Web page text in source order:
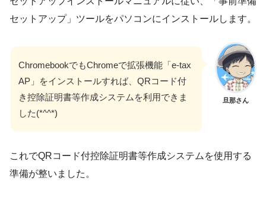
セットアップ」ツールをパソコンにインストールします。
旦那さん
ChromebookでもChromeで拡張機能「e-tax
AP」をインストールすれば、QRコード付
き控除証明書等作成システムを利用できま
した(*^^*)
これでQRコード付控除証明書等作成システムを使用する
準備が整いました。